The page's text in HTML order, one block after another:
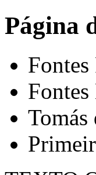
Página
Fontes
Tomás